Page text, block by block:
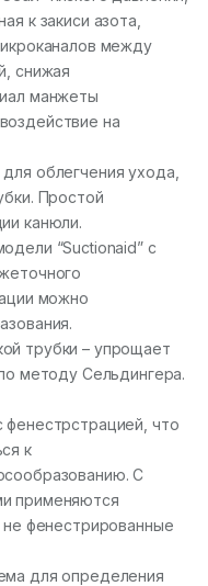
к закиси азота,
между
снижая
манжеты
на
облегчения ухода,
Простой
канюли.
“Suctionaid” с
можно
трубки – упрощает
методу Сельдингера.
фенестрстрацией, что
к
С
применяются
не фенестрированные
для определения